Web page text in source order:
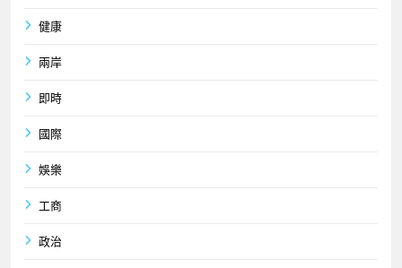
健康
兩岸
即時
國際
娛樂
工商
政治